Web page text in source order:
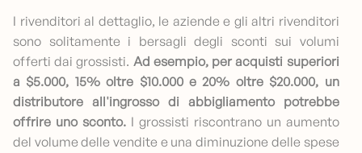
I rivenditori al dettaglio, le aziende e gli altri rivenditori
sono solitamente i bersagli degli sconti sui volumi
offerti dai grossisti. Ad esempio, per acquisti superiori
a $5.000, 15% oltre $10.000 e 20% oltre $20.000, un
distributore all'ingrosso di abbigliamento potrebbe
offrire uno sconto.I grossisti riscontrano un aumento
del volume delle vendite e una diminuzione delle spese